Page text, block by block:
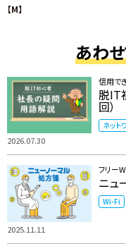
【M】
あわ
2026.07.30
信用で
脱IT
回）
ネット
2025.11.11
フリー
ニュ
Wi-Fi